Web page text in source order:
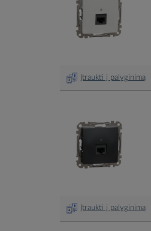
Įtraukti į palyginimą
Įtraukti į palyginimą